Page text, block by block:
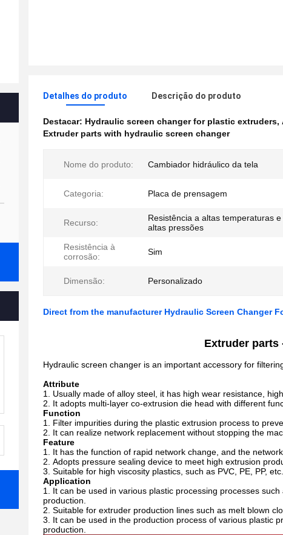
Detalhes do produto Descrição do produto
Destacar: Hydraulic screen changer for plastic extruders,
Extruder parts with hydraulic screen changer
Nome do produto: Cambiador hidráulico da tela
Categoria: Placa de prensagem
Recurso:
Resistência a altas temperaturas e
altas pressões
Resistência à
corrosão:
Sim
Dimensão: Personalizado
Direct from the manufacturer Hydraulic Screen Changer
Extruder parts
Hydraulic screen changer is an important accessory for
Attribute
Usually made of alloy steel, it has high wear resistance,
It adopts multi-layer co-extrusion die head with different
Function
Filter impurities during the plastic extrusion process to
It can realize network replacement without stopping the
Feature
It has the function of rapid network change, and the
Adopts pressure sealing device to meet high extrusion
Suitable for high viscosity plastics, such as PVC, PE, PP, etc.
Application
It can be used in various plastic processing processes
production.
Suitable for extruder production lines such as melt blown
It can be used in the production process of various plastic
production.